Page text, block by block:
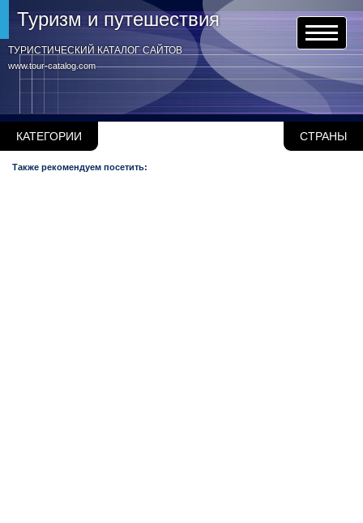
www.tour-catalog.com
Туризм и путешествия
ТУРИСТИЧЕСКИЙ КАТАЛОГ САЙТОВ
КАТЕГОРИИ СТРАНЫ
Также рекомендуем посетить: